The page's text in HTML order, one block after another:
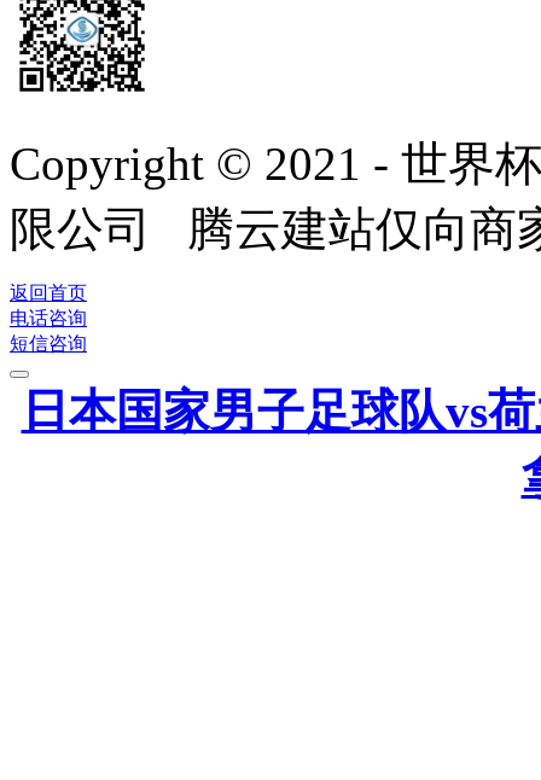
Copyright © 2021 - 世界
限公司 腾云建站仅向商
返回首页
电话咨询
短信咨询
日本国家男子足球队vs